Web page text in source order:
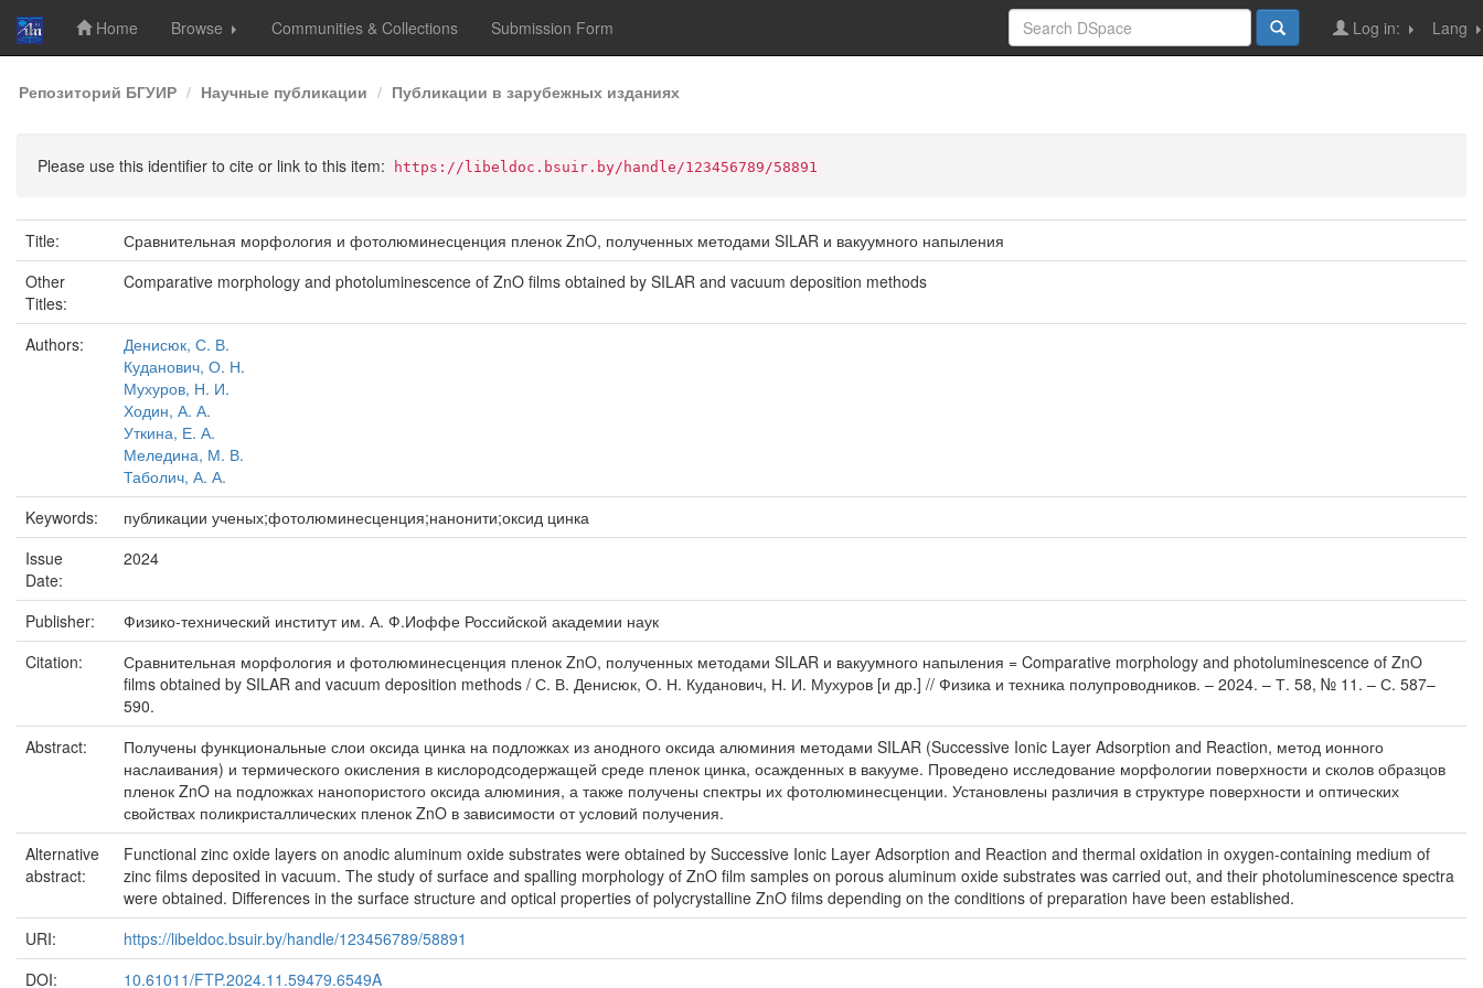
Skip
navigation
Home Browse Communities & Collections Submission Form Lang
Log in:
Репозиторий БГУИР Научные публикации Публикации в зарубежных изданиях
Please use this identifier to cite or link to this item: https://libeldoc.bsuir.by/handle/123456789/58891
Title:
Сравнительная морфология и фотолюминесценция пленок ZnO, полученных методами SILAR и вакуумного напыления
Other
Titles:
Comparative morphology and photoluminescence of ZnO films obtained by SILAR and vacuum deposition methods
Authors:
Денисюк, С. В.
Куданович, О. Н.
Мухуров, Н. И.
Ходин, А. А.
Уткина, Е. А.
Меледина, М. В.
Таболич, А. А.
Keywords:
публикации ученых;фотолюминесценция;нанонити;оксид цинка
Issue
Date:
2024
Publisher:
Физико-технический институт им. А. Ф.Иоффе Российской академии наук
Citation:
Сравнительная морфология и фотолюминесценция пленок ZnO, полученных методами SILAR и вакуумного напыления = Comparative morphology and photoluminescence of ZnO
films obtained by SILAR and vacuum deposition methods / С. В. Денисюк, О. Н. Куданович, Н. И. Мухуров [и др.] // Физика и техника полупроводников. – 2024. – Т. 58, № 11. – С. 587–
590.
Abstract:
Получены функциональные слои оксида цинка на подложках из анодного оксида алюминия методами SILAR (Successive Ionic Layer Adsorption and Reaction, метод ионного
наслаивания) и термического окисления в кислородсодержащей среде пленок цинка, осажденных в вакууме. Проведено исследование морфологии поверхности и сколов образцов
пленок ZnO на подложках нанопористого оксида алюминия, а также получены спектры их фотолюминесценции. Установлены различия в структуре поверхности и оптических
свойствах поликристаллических пленок ZnO в зависимости от условий получения.
Alternative
abstract:
Functional zinc oxide layers on anodic aluminum oxide substrates were obtained by Successive Ionic Layer Adsorption and Reaction and thermal oxidation in oxygen-containing medium of
zinc films deposited in vacuum. The study of surface and spalling morphology of ZnO film samples on porous aluminum oxide substrates was carried out, and their photoluminescence spectra
were obtained. Differences in the surface structure and optical properties of polycrystalline ZnO films depending on the conditions of preparation have been established.
URI:
https://libeldoc.bsuir.by/handle/123456789/58891
DOI:
10.61011/FTP.2024.11.59479.6549A